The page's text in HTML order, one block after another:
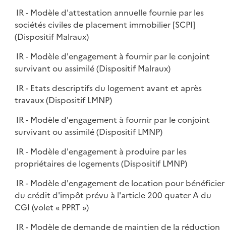
IR - Modèle d'attestation annuelle fournie par les
sociétés civiles de placement immobilier [SCPI]
(Dispositif Malraux)
IR - Modèle d'engagement à fournir par le conjoint
survivant ou assimilé (Dispositif Malraux)
IR - Etats descriptifs du logement avant et après
travaux (Dispositif LMNP)
IR - Modèle d'engagement à fournir par le conjoint
survivant ou assimilé (Dispositif LMNP)
IR - Modèle d'engagement à produire par les
propriétaires de logements (Dispositif LMNP)
IR - Modèle d'engagement de location pour bénéficier
du crédit d'impôt prévu à l'article 200 quater A du
CGI (volet « PPRT »)
IR - Modèle de demande de maintien de la réduction